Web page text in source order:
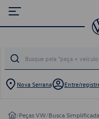
Nova Serrana Entre/
/Peças VW/Busca Simplificada